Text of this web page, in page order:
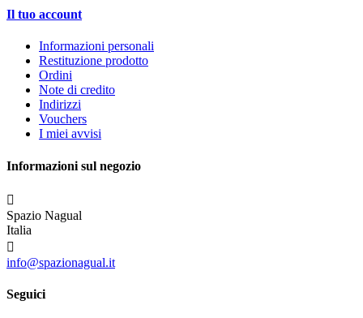
Il tuo account
Informazioni personali
Restituzione prodotto
Ordini
Note di credito
Indirizzi
Vouchers
I miei avvisi
Informazioni sul negozio

Spazio Nagual
Italia

info@spazionagual.it
Seguici